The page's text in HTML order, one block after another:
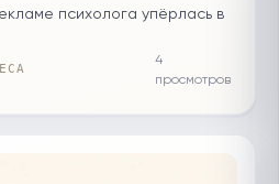
психолога упёрлась в
4
просмотров